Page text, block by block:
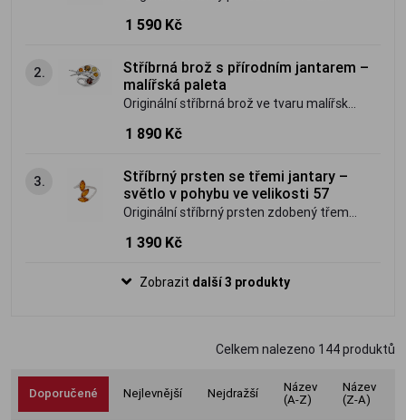
myšky s přírodním baltským jantarem.
1 590 Kč
2.
Stříbrná brož s přírodním jantarem –
malířská paleta
Originální stříbrná brož ve tvaru malířské
palety zdobená vícebarevným přírodním
1 890 Kč
3.
Stříbrný prsten se třemi jantary –
světlo v pohybu ve velikosti 57
Originální stříbrný prsten zdobený třemi
pravými jantary ve světlém hnědo-
šperk inspirovaný světlem a plynutím.
1 390 Kč
Zobrazit další 3 produkty
Celkem nalezeno 144produktů
Doporučené Nejlevnější Nejdražší
Název
(A-Z)
Název
(Z-A)